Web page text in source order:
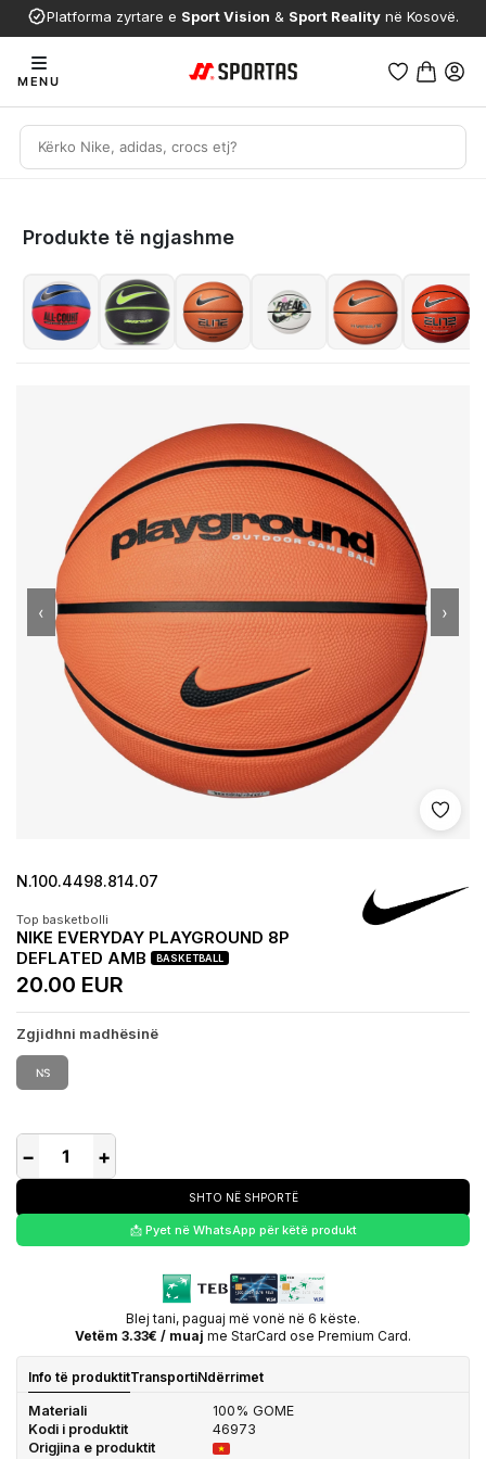
Platforma zyrtare e Sport Vision & Sport Reality në Kosovë.
MENU
Produkte të ngjashme
Shto
‹ ›
N.100.4498.814.07
Top basketbolli
NIKE EVERYDAY PLAYGROUND 8P
DEFLATED AMB
BASKETBALL
20.00 EUR
Zgjidhni madhësinë
NS
− +
SHTO NË SHPORTË
📩 Pyet në WhatsApp për këtë produkt
Blej tani, paguaj më vonë në 6 këste.
Vetëm 3.33€ / muaj me StarCard ose Premium Card.
Info të produktitTransportiNdërrimet
Materiali
100% GOME
Kodi i produktit
46973
Origjina e produktit